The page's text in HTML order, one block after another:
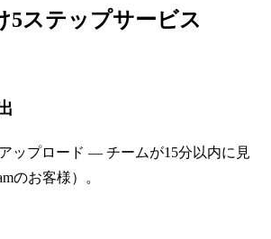
5ステップサービス
ップロード — チームが15分以内に見
のお客様）。